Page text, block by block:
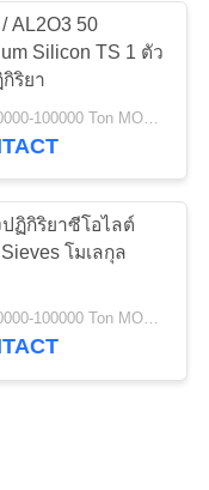
44
16
AL2O3 50
Silicon TS 1 ตัว
กิริยา
USD40000-100000 Ton MOQ:1 กก
ปฏิกิริยาซีโอไลต์
โมเลกุล
USD40000-100000 Ton MOQ:1 กก